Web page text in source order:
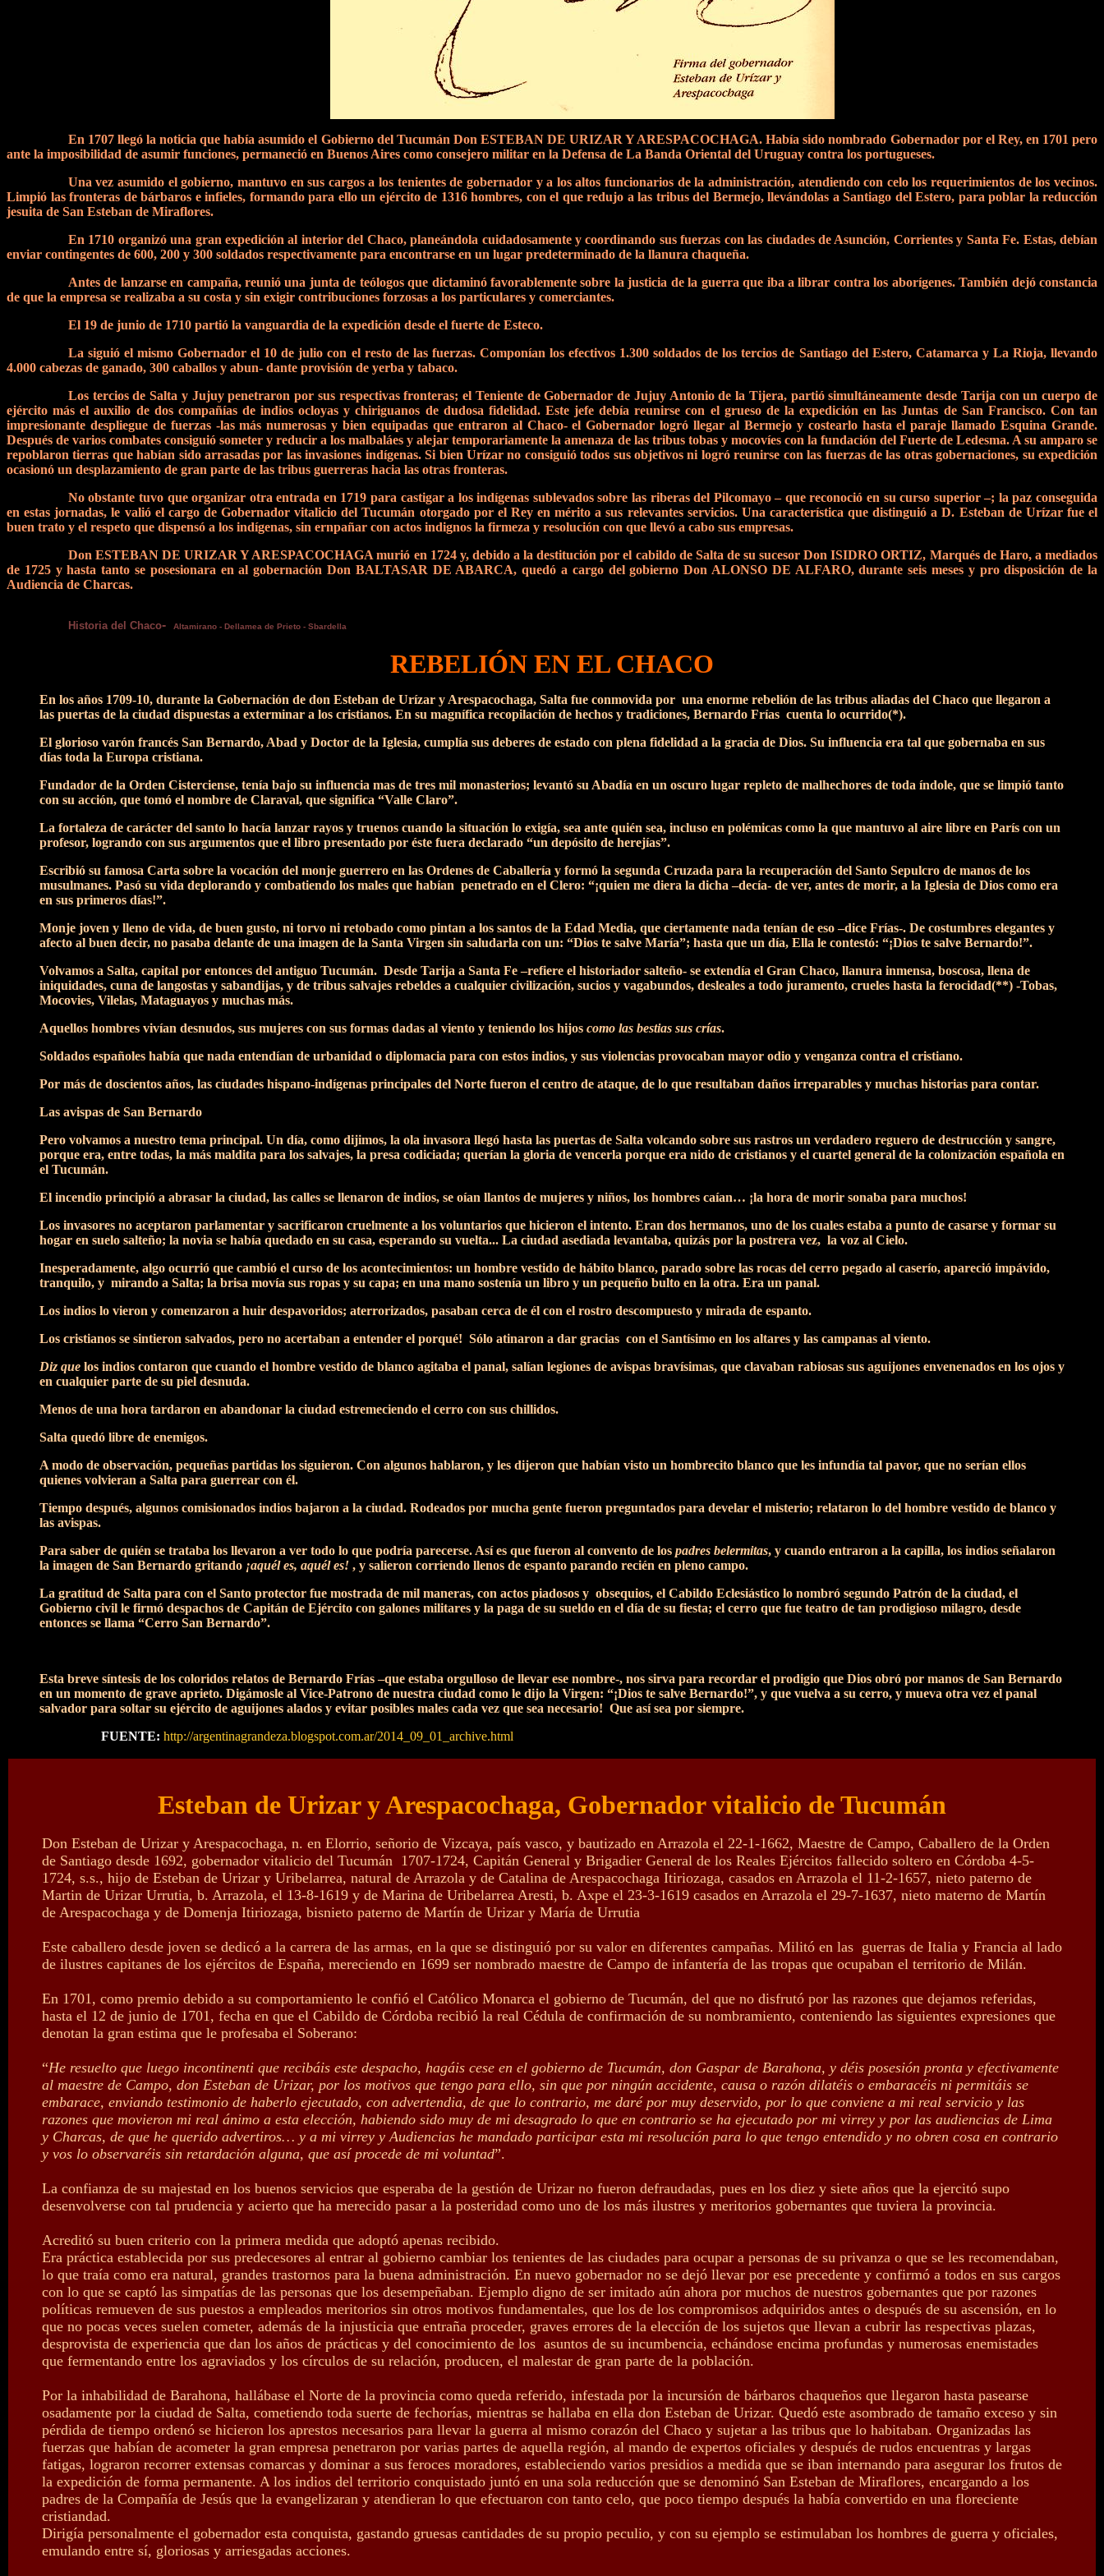
En 1707 llegó la noticia que había asumido el Gobierno del Tucumán Don ESTEBAN DE URIZAR Y ARESPACOCHAGA. Había sido nombrado Gobernador por el Rey, en 1701 pero
ante la imposibilidad de asumir funciones, permaneció en Buenos Aires como consejero militar en la Defensa de La Banda Oriental del Uruguay contra los portugueses.
Una vez asumido el gobierno, mantuvo en sus cargos a los tenientes de gobernador y a los altos funcionarios de la administración, atendiendo con celo los requerimientos de los vecinos.
Limpió las fronteras de bárbaros e infieles, formando para ello un ejército de 1316 hombres, con el que redujo a las tribus del Bermejo, llevándolas a Santiago del Estero, para poblar la reducción
jesuita de San Esteban de Miraflores.
En 1710 organizó una gran expedición al interior del Chaco, planeándola cuidadosamente y coordinando sus fuerzas con las ciudades de Asunción, Corrientes y Santa Fe. Estas, debían
enviar contingentes de 600, 200 y 300 soldados respectivamente para encontrarse en un lugar predeterminado de la llanura chaqueña.
Antes de lanzarse en campaña, reunió una junta de teólogos que dictaminó favorablemente sobre la justicia de la guerra que iba a librar contra los aborígenes. También dejó constancia
de que la empresa se realizaba a su costa y sin exigir contribuciones forzosas a los particulares y comerciantes.
El 19 de junio de 1710 partió la vanguardia de la expedición desde el fuerte de Esteco.
La siguió el mismo Gobernador el 10 de julio con el resto de las fuerzas. Componían los efectivos 1.300 soldados de los tercios de Santiago del Estero, Catamarca y La Rioja, llevando
4.000 cabezas de ganado, 300 caballos y abun- dante provisión de yerba y tabaco.
Los tercios de Salta y Jujuy penetraron por sus respectivas fronteras; el Teniente de Gobernador de Jujuy Antonio de la Tijera, partió simultáneamente desde Tarija con un cuerpo de
ejército más el auxilio de dos compañías de indios ocloyas y chiriguanos de dudosa fidelidad. Este jefe debía reunirse con el grueso de la expedición en las Juntas de San Francisco. Con tan
impresionante despliegue de fuerzas -las más numerosas y bien equipadas que entraron al Chaco- el Gobernador logró llegar al Bermejo y costearlo hasta el paraje llamado Esquina Grande.
Después de varios combates consiguió someter y reducir a los malbaláes y alejar temporariamente la amenaza de las tribus tobas y mocovíes con la fundación del Fuerte de Ledesma. A su amparo se
repoblaron tierras que habían sido arrasadas por las invasiones indígenas. Si bien Urízar no consiguió todos sus objetivos ni logró reunirse con las fuerzas de las otras gobernaciones, su expedición
ocasionó un desplazamiento de gran parte de las tribus guerreras hacia las otras fronteras.
No obstante tuvo que organizar otra entrada en 1719 para castigar a los indígenas sublevados sobre las riberas del Pilcomayo – que reconoció en su curso superior –; la paz conseguida
en estas jornadas, le valió el cargo de Gobernador vitalicio del Tucumán otorgado por el Rey en mérito a sus relevantes servicios. Una característica que distinguió a D. Esteban de Urízar fue el
buen trato y el respeto que dispensó a los indígenas, sin ernpañar con actos indignos la firmeza y resolución con que llevó a cabo sus empresas.
Don ESTEBAN DE URIZAR Y ARESPACOCHAGA murió en 1724 y, debido a la destitución por el cabildo de Salta de su sucesor Don ISIDRO ORTIZ, Marqués de Haro, a mediados
de 1725 y hasta tanto se posesionara en al gobernación Don BALTASAR DE ABARCA, quedó a cargo del gobierno Don ALONSO DE ALFARO, durante seis meses y pro disposición de la
Audiencia de Charcas.
Historia del Chaco- Altamirano - Dellamea de Prieto - Sbardella
REBELIÓN EN EL CHACO
En los años 1709-10, durante la Gobernación de don Esteban de Urízar y Arespacochaga, Salta fue conmovida por una enorme rebelión de las tribus aliadas del Chaco que llegaron a
las puertas de la ciudad dispuestas a exterminar a los cristianos. En su magnífica recopilación de hechos y tradiciones, Bernardo Frías cuenta lo ocurrido(*).
El glorioso varón francés San Bernardo, Abad y Doctor de la Iglesia, cumplía sus deberes de estado con plena fidelidad a la gracia de Dios. Su influencia era tal que gobernaba en sus
días toda la Europa cristiana.
Fundador de la Orden Cisterciense, tenía bajo su influencia mas de tres mil monasterios; levantó su Abadía en un oscuro lugar repleto de malhechores de toda índole, que se limpió tanto
con su acción, que tomó el nombre de Claraval, que significa “Valle Claro”.
La fortaleza de carácter del santo lo hacía lanzar rayos y truenos cuando la situación lo exigía, sea ante quién sea, incluso en polémicas como la que mantuvo al aire libre en París con un
profesor, logrando con sus argumentos que el libro presentado por éste fuera declarado “un depósito de herejías”.
Escribió su famosa Carta sobre la vocación del monje guerrero en las Ordenes de Caballería y formó la segunda Cruzada para la recuperación del Santo Sepulcro de manos de los
musulmanes. Pasó su vida deplorando y combatiendo los males que habían penetrado en el Clero: “¡quien me diera la dicha –decía- de ver, antes de morir, a la Iglesia de Dios como era
en sus primeros días!”.
Monje joven y lleno de vida, de buen gusto, ni torvo ni retobado como pintan a los santos de la Edad Media, que ciertamente nada tenían de eso –dice Frías-. De costumbres elegantes y
afecto al buen decir, no pasaba delante de una imagen de la Santa Virgen sin saludarla con un: “Dios te salve María”; hasta que un día, Ella le contestó: “¡Dios te salve Bernardo!”.
Volvamos a Salta, capital por entonces del antiguo Tucumán. Desde Tarija a Santa Fe –refiere el historiador salteño- se extendía el Gran Chaco, llanura inmensa, boscosa, llena de
iniquidades, cuna de langostas y sabandijas, y de tribus salvajes rebeldes a cualquier civilización, sucios y vagabundos, desleales a todo juramento, crueles hasta la ferocidad(**) -Tobas,
Mocovies, Vilelas, Mataguayos y muchas más.
Aquellos hombres vivían desnudos, sus mujeres con sus formas dadas al viento y teniendo los hijos como las bestias sus crías.
Soldados españoles había que nada entendían de urbanidad o diplomacia para con estos indios, y sus violencias provocaban mayor odio y venganza contra el cristiano.
Por más de doscientos años, las ciudades hispano-indígenas principales del Norte fueron el centro de ataque, de lo que resultaban daños irreparables y muchas historias para contar.
Las avispas de San Bernardo
Pero volvamos a nuestro tema principal. Un día, como dijimos, la ola invasora llegó hasta las puertas de Salta volcando sobre sus rastros un verdadero reguero de destrucción y sangre,
porque era, entre todas, la más maldita para los salvajes, la presa codiciada; querían la gloria de vencerla porque era nido de cristianos y el cuartel general de la colonización española en
el Tucumán.
El incendio principió a abrasar la ciudad, las calles se llenaron de indios, se oían llantos de mujeres y niños, los hombres caían… ¡la hora de morir sonaba para muchos!
Los invasores no aceptaron parlamentar y sacrificaron cruelmente a los voluntarios que hicieron el intento. Eran dos hermanos, uno de los cuales estaba a punto de casarse y formar su
hogar en suelo salteño; la novia se había quedado en su casa, esperando su vuelta... La ciudad asediada levantaba, quizás por la postrera vez, la voz al Cielo.
Inesperadamente, algo ocurrió que cambió el curso de los acontecimientos: un hombre vestido de hábito blanco, parado sobre las rocas del cerro pegado al caserío, apareció impávido,
tranquilo, y mirando a Salta; la brisa movía sus ropas y su capa; en una mano sostenía un libro y un pequeño bulto en la otra. Era un panal.
Los indios lo vieron y comenzaron a huir despavoridos; aterrorizados, pasaban cerca de él con el rostro descompuesto y mirada de espanto.
Los cristianos se sintieron salvados, pero no acertaban a entender el porqué! Sólo atinaron a dar gracias con el Santísimo en los altares y las campanas al viento.
Diz que los indios contaron que cuando el hombre vestido de blanco agitaba el panal, salían legiones de avispas bravísimas, que clavaban rabiosas sus aguijones envenenados en los ojos y
en cualquier parte de su piel desnuda.
Menos de una hora tardaron en abandonar la ciudad estremeciendo el cerro con sus chillidos.
Salta quedó libre de enemigos.
A modo de observación, pequeñas partidas los siguieron. Con algunos hablaron, y les dijeron que habían visto un hombrecito blanco que les infundía tal pavor, que no serían ellos
quienes volvieran a Salta para guerrear con él.
Tiempo después, algunos comisionados indios bajaron a la ciudad. Rodeados por mucha gente fueron preguntados para develar el misterio; relataron lo del hombre vestido de blanco y
las avispas.
Para saber de quién se trataba los llevaron a ver todo lo que podría parecerse. Así es que fueron al convento de los padres belermitas, y cuando entraron a la capilla, los indios señalaron
la imagen de San Bernardo gritando ¡aquél es, aquél es! , y salieron corriendo llenos de espanto parando recién en pleno campo.
La gratitud de Salta para con el Santo protector fue mostrada de mil maneras, con actos piadosos y obsequios, el Cabildo Eclesiástico lo nombró segundo Patrón de la ciudad, el
Gobierno civil le firmó despachos de Capitán de Ejército con galones militares y la paga de su sueldo en el día de su fiesta; el cerro que fue teatro de tan prodigioso milagro, desde
entonces se llama “Cerro San Bernardo”.
Esta breve síntesis de los coloridos relatos de Bernardo Frías –que estaba orgulloso de llevar ese nombre-, nos sirva para recordar el prodigio que Dios obró por manos de San Bernardo
en un momento de grave aprieto. Digámosle al Vice-Patrono de nuestra ciudad como le dijo la Virgen: “¡Dios te salve Bernardo!”, y que vuelva a su cerro, y mueva otra vez el panal
salvador para soltar su ejército de aguijones alados y evitar posibles males cada vez que sea necesario! Que así sea por siempre.
FUENTE: http://argentinagrandeza.blogspot.com.ar/2014_09_01_archive.html
Esteban de Urizar y Arespacochaga, Gobernador vitalicio de Tucumán
Don Esteban de Urizar y Arespacochaga, n. en Elorrio, señorio de Vizcaya, país vasco, y bautizado en Arrazola el 22-1-1662, Maestre de Campo, Caballero de la Orden
de Santiago desde 1692, gobernador vitalicio del Tucumán 1707-1724, Capitán General y Brigadier General de los Reales Ejércitos fallecido soltero en Córdoba 4-5-
1724, s.s., hijo de Esteban de Urizar y Uribelarrea, natural de Arrazola y de Catalina de Arespacochaga Itiriozaga, casados en Arrazola el 11-2-1657, nieto paterno de
Martin de Urizar Urrutia, b. Arrazola, el 13-8-1619 y de Marina de Uribelarrea Aresti, b. Axpe el 23-3-1619 casados en Arrazola el 29-7-1637, nieto materno de Martín
de Arespacochaga y de Domenja Itiriozaga, bisnieto paterno de Martín de Urizar y María de Urrutia
Este caballero desde joven se dedicó a la carrera de las armas, en la que se distinguió por su valor en diferentes campañas. Militó en las guerras de Italia y Francia al lado
de ilustres capitanes de los ejércitos de España, mereciendo en 1699 ser nombrado maestre de Campo de infantería de las tropas que ocupaban el territorio de Milán.
En 1701, como premio debido a su comportamiento le confió el Católico Monarca el gobierno de Tucumán, del que no disfrutó por las razones que dejamos referidas,
hasta el 12 de junio de 1701, fecha en que el Cabildo de Córdoba recibió la real Cédula de confirmación de su nombramiento, conteniendo las siguientes expresiones que
denotan la gran estima que le profesaba el Soberano:
“He resuelto que luego incontinenti que recibáis este despacho, hagáis cese en el gobierno de Tucumán, don Gaspar de Barahona, y déis posesión pronta y efectivamente
al maestre de Campo, don Esteban de Urizar, por los motivos que tengo para ello, sin que por ningún accidente, causa o razón dilatéis o embaracéis ni permitáis se
embarace, enviando testimonio de haberlo ejecutado, con advertendia, de que lo contrario, me daré por muy deservido, por lo que conviene a mi real servicio y las
razones que movieron mi real ánimo a esta elección, habiendo sido muy de mi desagrado lo que en contrario se ha ejecutado por mi virrey y por las audiencias de Lima
y Charcas, de que he querido advertiros… y a mi virrey y Audiencias he mandado participar esta mi resolución para lo que tengo entendido y no obren cosa en contrario
y vos lo observaréis sin retardación alguna, que así procede de mi voluntad”.
La confianza de su majestad en los buenos servicios que esperaba de la gestión de Urizar no fueron defraudadas, pues en los diez y siete años que la ejercitó supo
desenvolverse con tal prudencia y acierto que ha merecido pasar a la posteridad como uno de los más ilustres y meritorios gobernantes que tuviera la provincia.
Acreditó su buen criterio con la primera medida que adoptó apenas recibido.
Era práctica establecida por sus predecesores al entrar al gobierno cambiar los tenientes de las ciudades para ocupar a personas de su privanza o que se les recomendaban,
lo que traía como era natural, grandes trastornos para la buena administración. En nuevo gobernador no se dejó llevar por ese precedente y confirmó a todos en sus cargos
con lo que se captó las simpatías de las personas que los desempeñaban. Ejemplo digno de ser imitado aún ahora por muchos de nuestros gobernantes que por razones
políticas remueven de sus puestos a empleados meritorios sin otros motivos fundamentales, que los de los compromisos adquiridos antes o después de su ascensión, en lo
que no pocas veces suelen cometer, además de la injusticia que entraña proceder, graves errores de la elección de los sujetos que llevan a cubrir las respectivas plazas,
desprovista de experiencia que dan los años de prácticas y del conocimiento de los asuntos de su incumbencia, echándose encima profundas y numerosas enemistades
que fermentando entre los agraviados y los círculos de su relación, producen, el malestar de gran parte de la población.
Por la inhabilidad de Barahona, hallábase el Norte de la provincia como queda referido, infestada por la incursión de bárbaros chaqueños que llegaron hasta pasearse
osadamente por la ciudad de Salta, cometiendo toda suerte de fechorías, mientras se hallaba en ella don Esteban de Urizar. Quedó este asombrado de tamaño exceso y sin
pérdida de tiempo ordenó se hicieron los aprestos necesarios para llevar la guerra al mismo corazón del Chaco y sujetar a las tribus que lo habitaban. Organizadas las
fuerzas que habían de acometer la gran empresa penetraron por varias partes de aquella región, al mando de expertos oficiales y después de rudos encuentras y largas
fatigas, lograron recorrer extensas comarcas y dominar a sus feroces moradores, estableciendo varios presidios a medida que se iban internando para asegurar los frutos de
la expedición de forma permanente. A los indios del territorio conquistado juntó en una sola reducción que se denominó San Esteban de Miraflores, encargando a los
padres de la Compañía de Jesús que la evangelizaran y atendieran lo que efectuaron con tanto celo, que poco tiempo después la había convertido en una floreciente
cristiandad.
Dirigía personalmente el gobernador esta conquista, gastando gruesas cantidades de su propio peculio, y con su ejemplo se estimulaban los hombres de guerra y oficiales,
emulando entre sí, gloriosas y arriesgadas acciones.